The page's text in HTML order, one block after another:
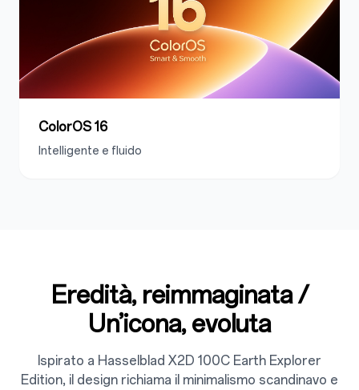
ColorOS 16
Intelligente e fluido
Eredità, reimmaginata /
Un’icona, evoluta
Ispirato a Hasselblad X2D 100C Earth Explorer
Edition, il design richiama il minimalismo scandinavo e